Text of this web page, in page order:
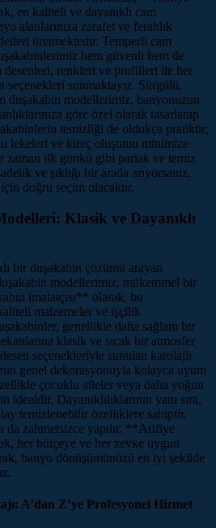
en kaliteli ve dayanıklı cam
alanlarınıza zarafet ve ferahlık
üretmektedir. Temperli cam
hem güvenli hem de
desenleri, renkleri ve profilleri ile her
seçenekleri sunmaktayız. Sürgülü,
duşakabin modellerimiz, banyonuzun
göre özel olarak tasarlanıp
temizliği de oldukça pratiktir;
lekeleri ve kireç oluşumu minimize
zaman ilk günkü gibi parlak ve temiz
ve şıklığı bir arada arıyorsanız,
doğru seçim olacaktır.
Klasik ve Dayanıklı
bir duşakabin çözümü arayan
modellerimiz, mükemmel bir
imalatçısı** olarak, bu
malzemeler ve işçilik
genellikle daha sağlam bir
klasik ve sıcak bir atmosfer
seçenekleriyle sunulan karolajlı
genel dekorasyonuyla kolayca uyum
çocuklu aileler veya daha yoğun
Dayanıklılıklarının yanı sıra,
temizlenebilir özelliklere sahiptir,
da zahmetsizce yapılır. **Arifiye
her bütçeye ve her zevke uygun
banyo dönüşümünüzü en iyi şekilde
A’dan Z’ye Profesyonel Hizmet